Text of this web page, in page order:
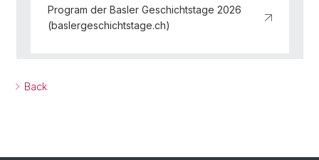
Program der Basler Geschichtstage 2026
(baslergeschichtstage.ch)
Back